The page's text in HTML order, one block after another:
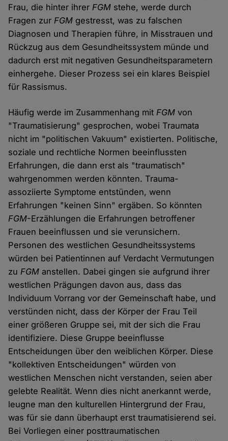
Frau, die hinter ihrerFGM stehe, werde durch
Fragen zurFGM gestresst, was zu falschen
Diagnosen und Therapien führe, in Misstrauen und
Rückzug aus dem Gesundheitssystem münde und
dadurch erst mit negativen Gesundheitsparametern
einhergehe. Dieser Prozess sei ein klares Beispiel
für Rassismus.
Häufig werde im Zusammenhang mitFGM von
"Traumatisierung" gesprochen, wobei Traumata
nicht im "politischen Vakuum" existierten. Politische,
soziale und rechtliche Normen beeinflussten
Erfahrungen, die dann erst als "traumatisch"
wahrgenommen werden könnten. Trauma-
assoziierte Symptome entstünden, wenn
Erfahrungen "keinen Sinn" ergäben. So könnten
FGM-Erzählungen die Erfahrungen betroffener
Frauen beeinflussen und sie verunsichern.
Personen des westlichen Gesundheitssystems
würden bei Patientinnen auf Verdacht Vermutungen
zuFGM anstellen. Dabei gingen sie aufgrund ihrer
westlichen Prägungen davon aus, dass das
Individuum Vorrang vor der Gemeinschaft habe, und
verstünden nicht, dass der Körper der Frau Teil
einer größeren Gruppe sei, mit der sich die Frau
identifiziere. Diese Gruppe beeinflusse
Entscheidungen über den weiblichen Körper. Diese
"kollektiven Entscheidungen" würden von
westlichen Menschen nicht verstanden, seien aber
gelebte Realität. Wenn dies nicht anerkannt werde,
leugne man den kulturellen Hintergrund der Frau,
was für sie dann überhaupt erst traumatisierend sei.
Bei Vorliegen einer posttraumatischen